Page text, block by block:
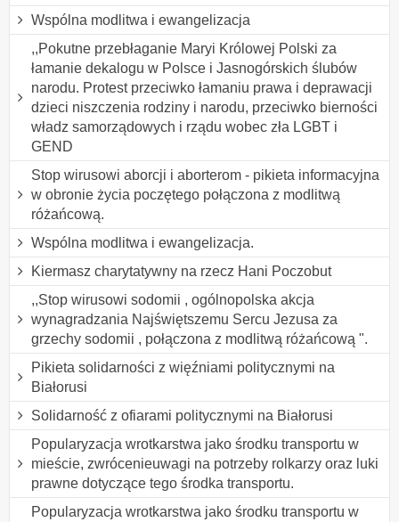
Wspólna modlitwa i ewangelizacja
,,Pokutne przebłaganie Maryi Królowej Polski za
łamanie dekalogu w Polsce i Jasnogórskich ślubów
narodu. Protest przeciwko łamaniu prawa i deprawacji
dzieci niszczenia rodziny i narodu, przeciwko bierności
władz samorządowych i rządu wobec zła LGBT i
GEND
Stop wirusowi aborcji i aborterom - pikieta informacyjna
w obronie życia poczętego połączona z modlitwą
różańcową.
Wspólna modlitwa i ewangelizacja.
Kiermasz charytatywny na rzecz Hani Poczobut
,,Stop wirusowi sodomii , ogólnopolska akcja
wynagradzania Najświętszemu Sercu Jezusa za
grzechy sodomii , połączona z modlitwą różańcową ".
Pikieta solidarności z więźniami politycznymi na
Białorusi
Solidarność z ofiarami politycznymi na Białorusi
Popularyzacja wrotkarstwa jako środku transportu w
mieście, zwrócenieuwagi na potrzeby rolkarzy oraz luki
prawne dotyczące tego środka transportu.
Popularyzacja wrotkarstwa jako środku transportu w